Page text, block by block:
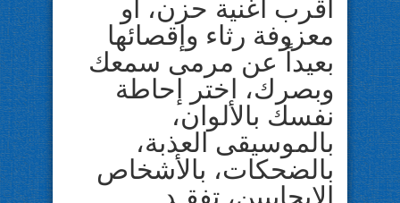
أقرب أغنية حزن، أو
معزوفة رثاء وإقصائها
بعيداً عن مرمى سمعك
وبصرك، اختر إحاطة
نفسك بالألوان،
بالموسيقى العذبة،
بالضحكات، بالأشخاص
الإيجابيين، تفقـد